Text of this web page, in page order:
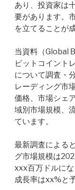
あり、投資家は
要があります。
を立てることが
当資料（Global
ビットコイント
について調査・
レーディング市
価格、市場シェ
域別市場規模、
ています。
最新調査による
グ市場規模は
xxx百万ドルに
成長率はxx%と